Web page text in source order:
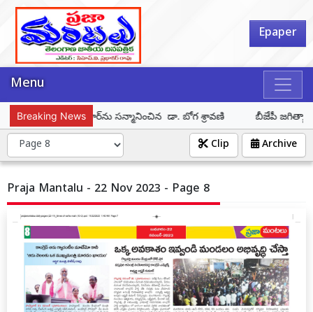
Epaper
Menu
Breaking News
కిరణ్ కుమార్‌ను సన్మానించిన డా. బోగ శ్రావణి బీజేపీ జగిత్యాల
Archive
Clip
Praja Mantalu - 22 Nov 2023 - Page 8